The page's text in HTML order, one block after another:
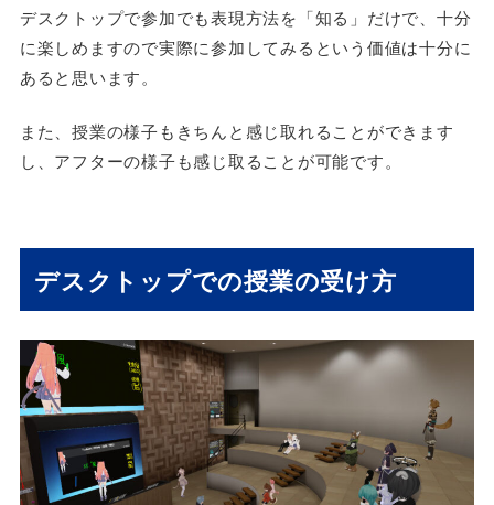
デスクトップで参加でも表現方法を「知る」だけで、十分
に楽しめますので実際に参加してみるという価値は十分に
あると思います。
また、授業の様子もきちんと感じ取れることができます
し、アフターの様子も感じ取ることが可能です。
デスクトップでの授業の受け方